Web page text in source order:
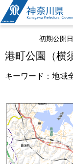
神奈川県
初期公開
港町公園（横
キーワード：地域